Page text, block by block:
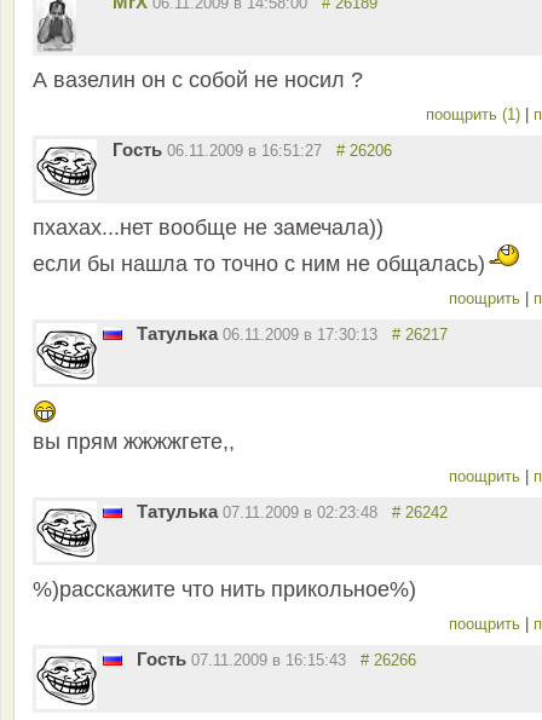
А вазелин он с собой не носил ?
поощрить (1)
Гость 06.11.2009 в 16:51:27 # 26206
пхахах...нет вообще не замечала))
если бы нашла то точно с ним не общалась)
поощрить
Татулька 06.11.2009 в 17:30:13 # 26217
вы прям жжжжгете,,
поощрить
Татулька 07.11.2009 в 02:23:48 # 26242
%)расскажите что нить прикольное%)
поощрить
Гость 07.11.2009 в 16:15:43 # 26266